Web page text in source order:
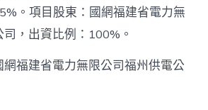
。項目股東：國網福建省電力無
，出資比例：100%。
福建省電力無限公司福州供電公